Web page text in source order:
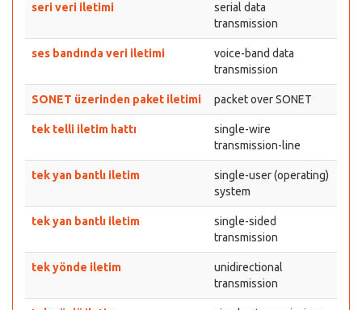
seri veri iletimi
serial data
transmission
ses bandında veri iletimi
voice-band data
transmission
SONET üzerinden paket iletimi packet over SONET
tek telli iletim hattı
single-wire
transmission-line
tek yan bantlı iletim
single-user (operating)
system
tek yan bantlı iletim
single-sided
transmission
tek yönde iletim
unidirectional
transmission